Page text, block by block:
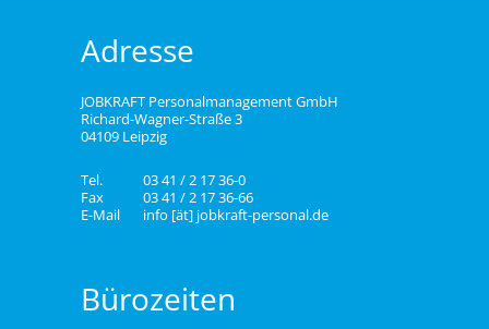
Adresse
JOBKRAFT Personalmanagement GmbH
Richard-Wagner-Straße 3
04109 Leipzig
Tel.
03 41 / 2 17 36-0
Fax
03 41 / 2 17 36-66
E-Mail
info [ät] jobkraft-personal.de
Bürozeiten